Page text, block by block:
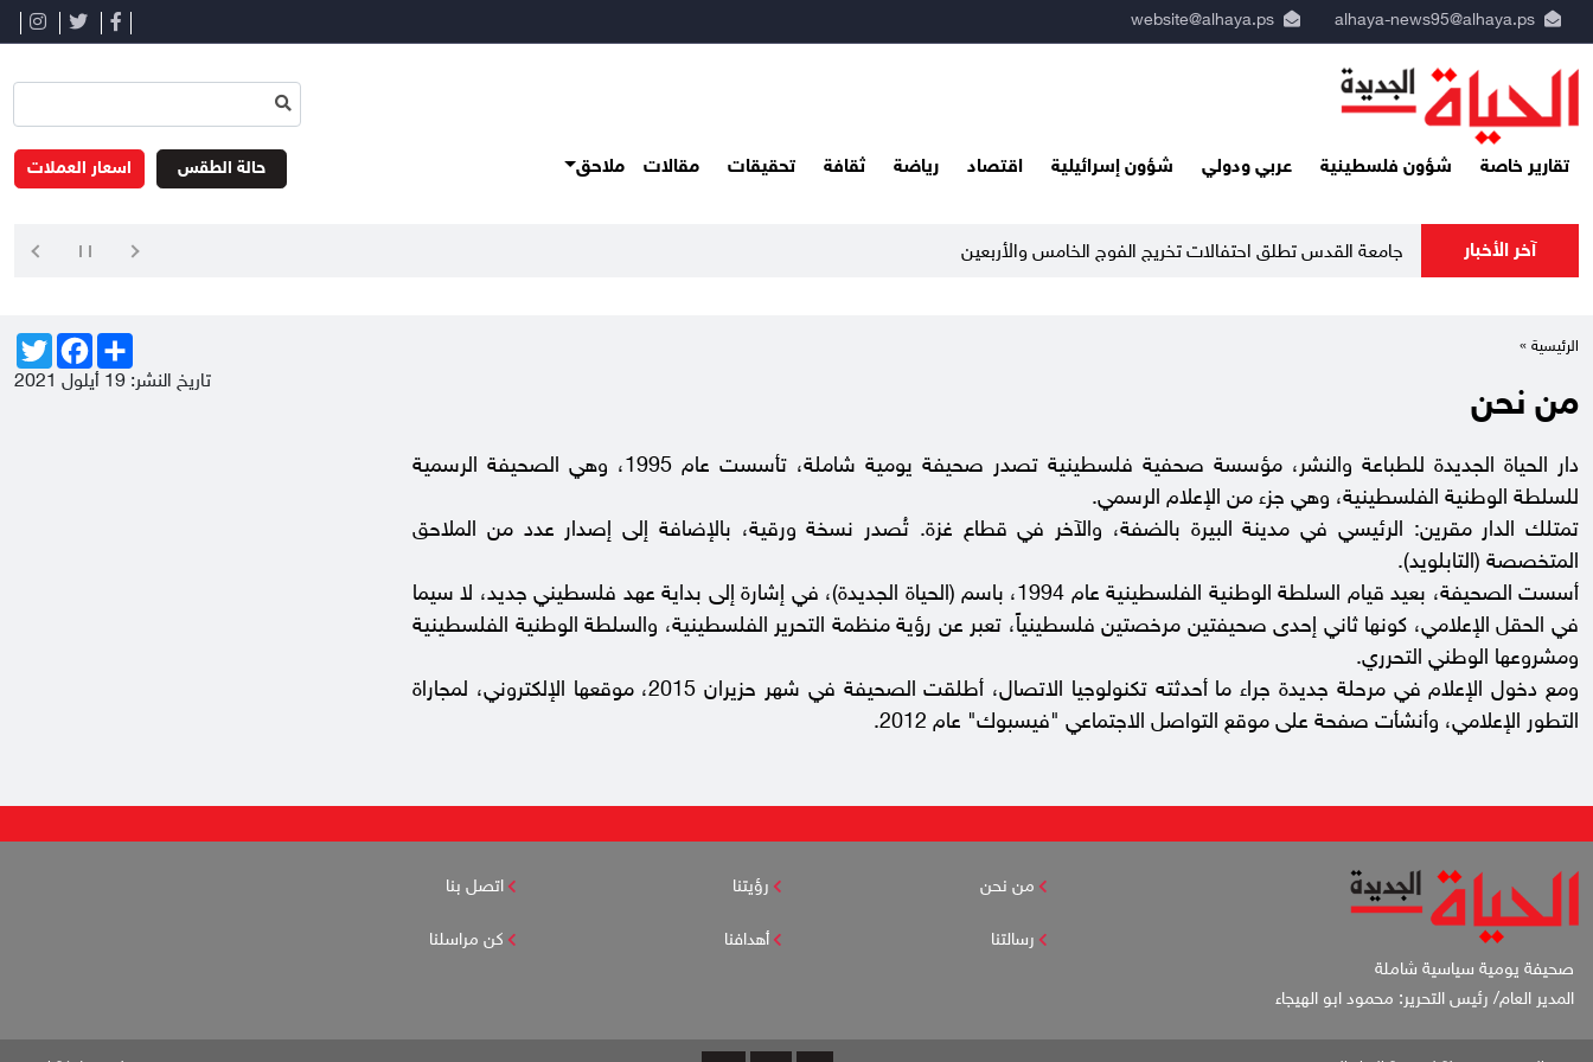
alhaya-news95@alhaya.ps
website@alhaya.ps
تقارير خاصة شؤون فلسطينية عربي ودولي شؤون إسرائيلية اقتصاد رياضة ثقافة تحقيقات مقالات ملاحق اسعار العملات حالة الطقس
آخر الأخبار جامعة القدس تطلق احتفالات تخريج الفوج الخامس والأربعين
الرئيسية » FacebookShare
تاريخ النشر: 19 أيلول 2021
من نحن
دار الحياة الجديدة للطباعة والنشر، مؤسسة صحفية فلسطينية تصدر صحيفة يومية شاملة، تأسست عام 1995، وهي الصحيفة الرسمية
للسلطة الوطنية الفلسطينية، وهي جزء من الإعلام الرسمي.
تمتلك الدار مقرين: الرئيسي في مدينة البيرة بالضفة، والآخر في قطاع غزة. تُصدر نسخة ورقية، بالإضافة إلى إصدار عدد من الملاحق
المتخصصة (التابلويد).
أسست الصحيفة، بعيد قيام السلطة الوطنية الفلسطينية عام 1994، باسم (الحياة الجديدة)، في إشارة إلى بداية عهد فلسطيني جديد، لا سيما
في الحقل الإعلامي، كونها ثاني إحدى صحيفتين مرخصتين فلسطينياً، تعبر عن رؤية منظمة التحرير الفلسطينية، والسلطة الوطنية الفلسطينية
ومشروعها الوطني التحرري.
ومع دخول الإعلام في مرحلة جديدة جراء ما أحدثته تكنولوجيا الاتصال، أطلقت الصحيفة في شهر حزيران 2015، موقعها الإلكتروني، لمجاراة
التطور الإعلامي، وأنشأت صفحة على موقع التواصل الاجتماعي "فيسبوك" عام 2012.
صحيفة يومية سياسية شاملة
المدير العام/ رئيس التحرير: محمود ابو الهيجاء
من نحن
رسالتنا
رؤيتنا
أهدافنا
اتصل بنا
كن مراسلنا